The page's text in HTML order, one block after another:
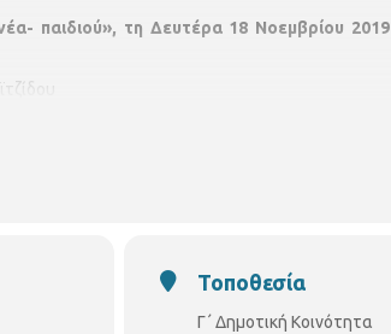
παιδιού», τη Δευτέρα 18 Νοεμβρίου 2019
Τοποθεσία
Γ΄ Δημοτική Κοινότητα